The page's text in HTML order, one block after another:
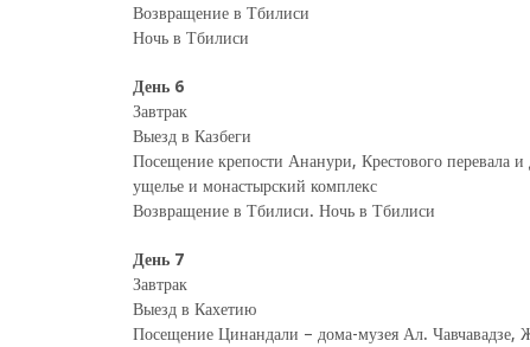
Возвращение в Тбилиси
Ночь в Тбилиси
День 6
Завтрак
Выезд в Казбеги
Посещение крепости Ананури, Крестового перевала
ущелье и монастырский комплекс
Возвращение в Тбилиси. Ночь в Тбилиси
День 7
Завтрак
Выезд в Кахетию
Посещение Цинандали – дома-музея Ал. Чавчавадзе,